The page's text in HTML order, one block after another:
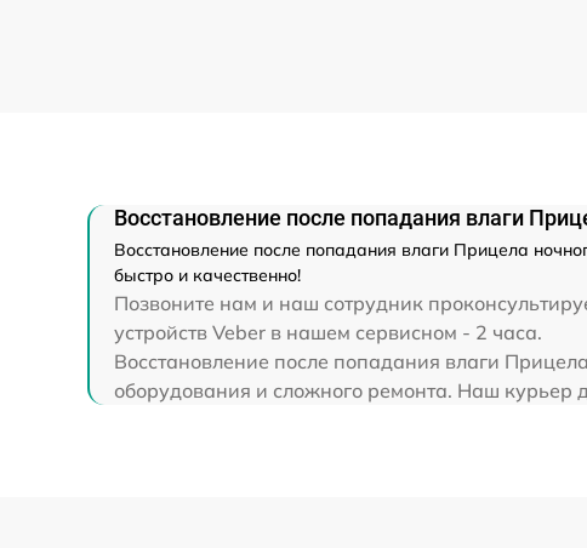
Восстановление после попадания влаги
Восстановление после попадания влаги Прицела
быстро и качественно!
Позвоните нам и наш сотрудник
устройств Veber в нашем сервисном - 2 часа.
Восстановление после попадания влаги
оборудования и сложного ремонта. Наш курьер